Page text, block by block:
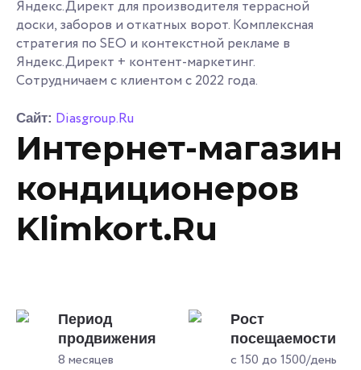
Яндекс.Директ для производителя террасной
доски, заборов и откатных ворот. Комплексная
стратегия по SEO и контекстной рекламе в
Яндекс.Директ + контент-маркетинг.
Сотрудничаем с клиентом с 2022 года.
Сайт: Diasgroup.Ru
Интернет-магазин
кондиционеров
Klimkort.Ru
Период
продвижения
8 месяцев
Рост
посещаемости
с 150 до 1500/день